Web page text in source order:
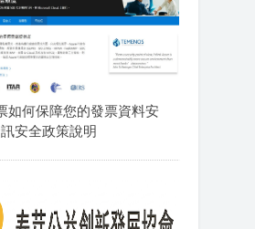
如何保障您的發票資料安
安全政策說明